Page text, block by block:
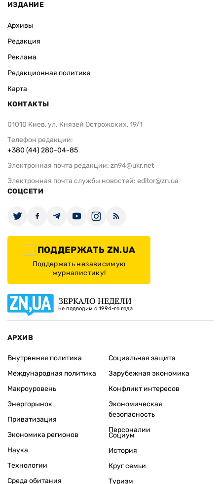
ИЗДАНИЕ
Архивы
Редакция
Реклама
Редакционная политика
Карта
КОНТАКТЫ
01010 Киев, ул. Князей Острожских, 19/1
Телефон редакции:
+380 (44) 280-04-85
Электронная почта редакции: zn94@ukr.net
Электронная почта службы новостей: editor@zn.ua
СОЦСЕТИ
ПОДДЕРЖАТЬ ZN.UA
Поддержать независимую
журналистику!
ЗЕРКАЛО НЕДЕЛИ
не подводим с 1994-го года
АРХИВ
Внутренняя политика
Международная политика
Макроуровень
Энергорынок
Приватизация
Экономика регионов
Социальная защита
Зарубежная экономика
Конфликт интересов
Экономическая
безопасность
Персоналии
Наука
Технологии
Среда обитания
Социум
История
Круг семьи
Туризм